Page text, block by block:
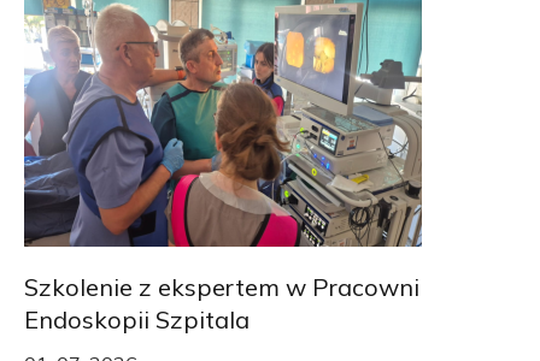
Szkolenie z ekspertem w Pracowni
Endoskopii Szpitala